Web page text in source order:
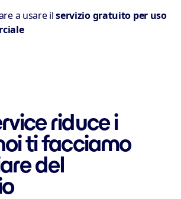
a usare ilservizio gratuito per uso
riduce i
ti facciamo
del